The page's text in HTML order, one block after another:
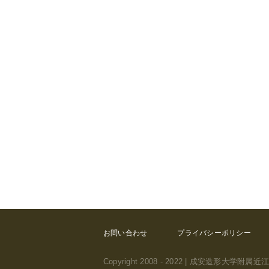
お問い合わせ プライバシーポリシー
Copyright 2008 - 2022 | 成安造形大学附属